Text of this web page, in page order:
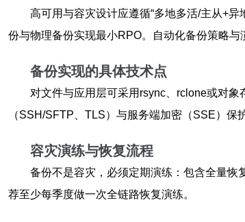
高可用与容灾设计应遵循“多地多活/主从+
份与物理备份实现最小RPO。自动化备份策略与
备份实现的具体技术点
对文件与应用层可采用rsync、rclone或对
（SSH/SFTP、TLS）与服务端加密（SSE）保
容灾演练与恢复流程
备份不是容灾，必须定期演练：包含全量恢
荐至少每季度做一次全链路恢复演练。